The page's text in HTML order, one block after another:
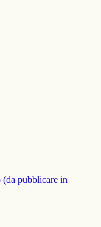
pubblicare in